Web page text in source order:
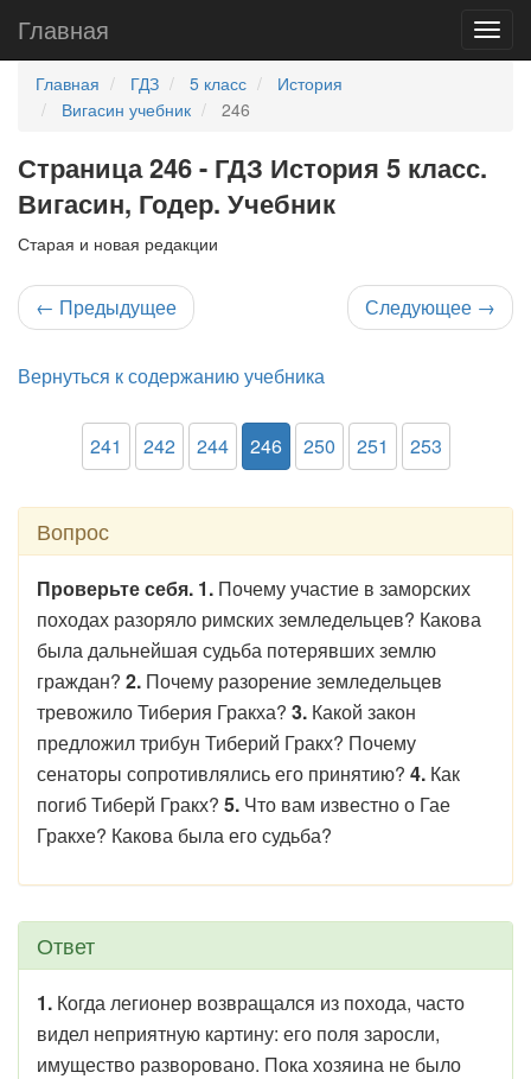
Главная
Главная ГДЗ 5 класс
История
Вигасин учебник
246
Страница 246 - ГДЗ История 5 класс.
Вигасин, Годер. Учебник
Старая и новая редакции
← Предыдущее Следующее →
Вернуться к содержанию учебника
241 242 244 246 250 251 253
Вопрос
Проверьте себя. 1. Почему участие в заморских
походах разоряло римских земледельцев? Какова
была дальнейшая судьба потерявших землю
граждан? 2. Почему разорение земледельцев
тревожило Тиберия Гракха? 3. Какой закон
предложил трибун Тиберий Гракх? Почему
сенаторы сопротивлялись его принятию? 4. Как
погиб Тиберй Гракх? 5. Что вам известно о Гае
Гракхе? Какова была его судьба?
Ответ
1. Когда легионер возвращался из похода, часто
видел неприятную картину: его поля заросли,
имущество разворовано. Пока хозяина не было